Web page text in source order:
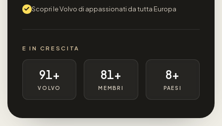
Scopri le Volvo di appassionati da tutta Europa
E IN CRESCITA
91+
VOLVO
81+
MEMBRI
8+
PAESI